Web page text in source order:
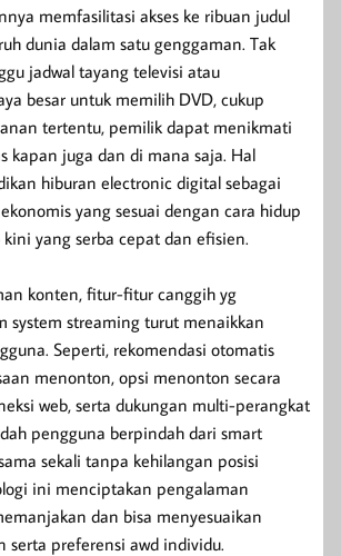
memfasilitasi akses ke ribuan judul
dunia dalam satu genggaman. Tak
jadwal tayang televisi atau
besar untuk memilih DVD, cukup
tertentu, pemilik dapat menikmati
kapan juga dan di mana saja. Hal
hiburan electronic digital sebagai
yang sesuai dengan cara hidup
kini yang serba cepat dan efisien.
konten, fitur-fitur canggih yg
system streaming turut menaikkan
Seperti, rekomendasi otomatis
menonton, opsi menonton secara
web, serta dukungan multi-perangkat
pengguna berpindah dari smart
sekali tanpa kehilangan posisi
ini menciptakan pengalaman
dan bisa menyesuaikan
serta preferensi awd individu.